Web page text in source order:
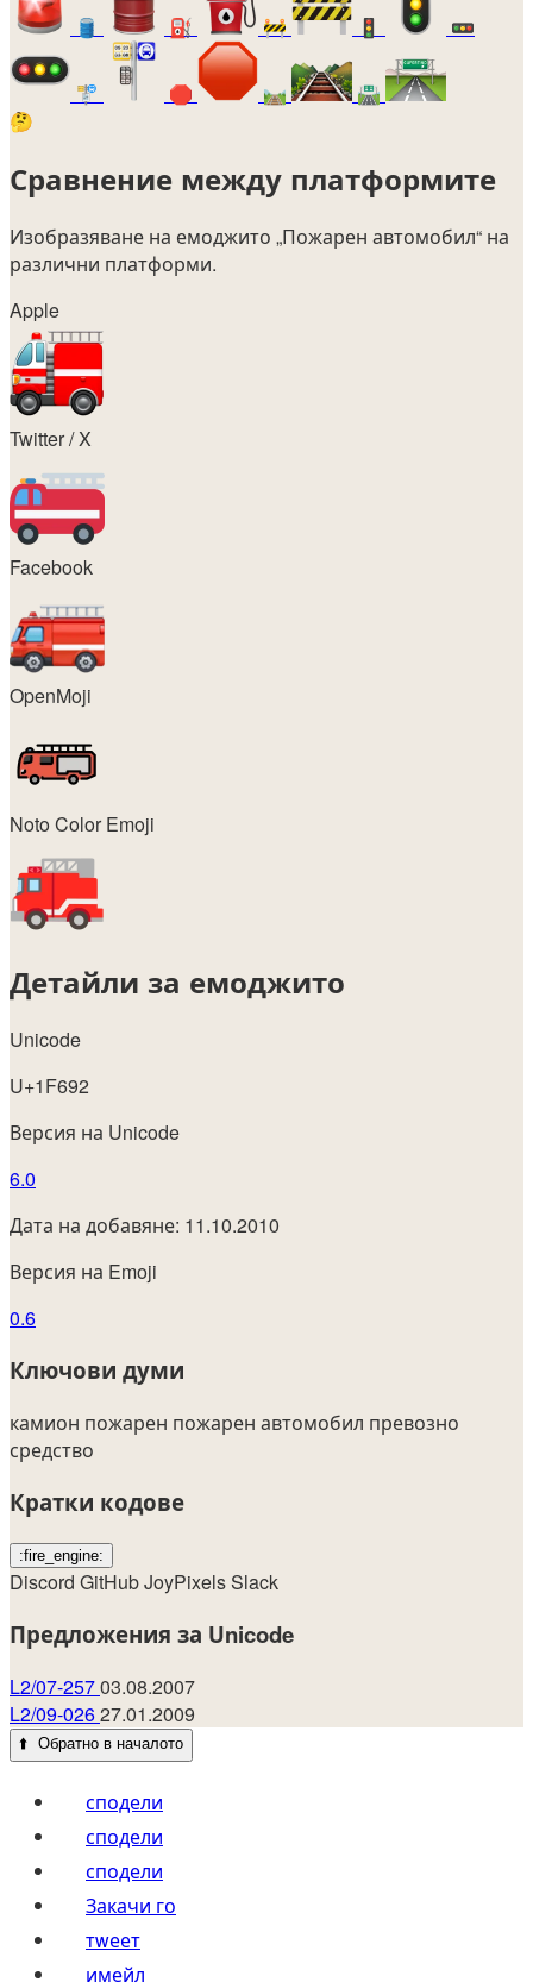
🛢️ ⛽ 🚧 🚦 🚥
🚏 🛑 🛤️
🛣️
🤔
Сравнение между платформите
Изобразяване на емоджито „Пожарен автомобил“ на
различни платформи.
Apple
Twitter / X
Facebook
OpenMoji
Noto Color Emoji
Детайли за емоджито
Unicode
U+1F692
Версия на Unicode
6.0
Дата на добавяне: 11.10.2010
Версия на Emoji
0.6
Ключови думи
камион пожарен пожарен автомобил превозно
средство
Кратки кодове
:fire_engine:
Discord GitHubJoyPixelsSlack
Предложения за Unicode
L2/07-25703.08.2007
L2/09-02627.01.2009
⬆️ Обратно в началото
сподели
сподели
сподели
Закачи го
тwеет
имейл